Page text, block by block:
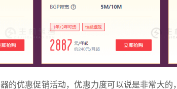
的优惠促销活动，优惠力度可以说是非常大